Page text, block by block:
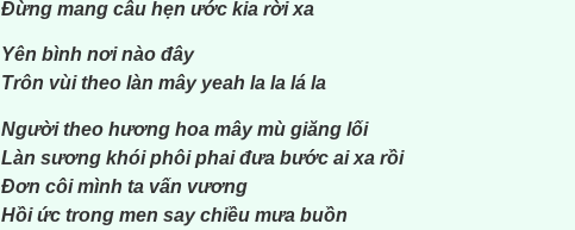
Đừng mang câu hẹn ước kia rời xa
Yên bình nơi nào đây
Trôn vùi theo làn mây yeah la la lá la
Người theo hương hoa mây mù giăng lối
Làn sương khói phôi phai đưa bước ai xa rồi
Đơn côi mình ta vấn vương
Hồi ức trong men say chiều mưa buồn